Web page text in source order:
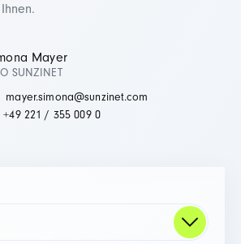
Mayer
SUNZINET
mayer.simona@sunzinet.com
+49 221 / 355 009 0